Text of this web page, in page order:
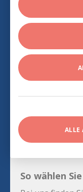
ALLE
So wählen